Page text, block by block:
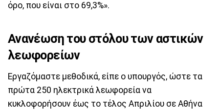
όρο, που είναι στο 69,3%».
Ανανέωση του στόλου των αστικών
λεωφορείων
Εργαζόμαστε μεθοδικά, είπε ο υπουργός, ώστε τα
πρώτα 250 ηλεκτρικά λεωφορεία να
κυκλοφορήσουν έως το τέλος Απριλίου σε Αθήνα